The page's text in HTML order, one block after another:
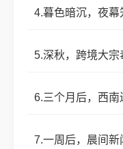
4.暮色暗沉，夜幕
5.深秋，跨境大宗
6.三个月后，西南
7.一周后，晨间新